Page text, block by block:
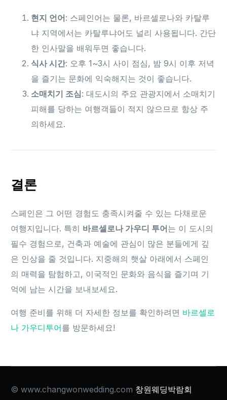
현지 언어: 스페인어는 물론, 바르셀로나와 카탈루
냐 지역에서는 카탈루냐어도 널리 사용됩니다. 간단
한 인사말을 배워두면 좋습니다.
식사 시간: 오후 1~3시 사이 점심, 밤 9시 이후 저녁
을 즐기는 문화에 익숙해지는 것이 좋습니다.
소매치기 조심: 대도시의 주요 관광지에서 소매치기
피해를 당하는 여행객들이 적지 않으므로 항상 주
의하세요.
결론
스페인은 그 어떤 경험도 충족시켜줄 수 있는 다채로운
여행지입니다. 특히 바르셀로나 가우디 투어는 이 도시의
필수 경험으로, 건축과 예술에 관심이 많은 분들에게 깊
은 인상을 줄 것입니다. 지중해의 햇살 아래에서 스페인
의 매력을 탐험하고, 이국적인 문화와 음식을 즐기며 기
억에 남는 시간을 보내보세요.
여행 준비를 위해 더 자세한 정보를 확인하려면 바르셀로
나 가우디투어를 방문하세요!
© www.changwonwedding.com 창원웨딩박람회